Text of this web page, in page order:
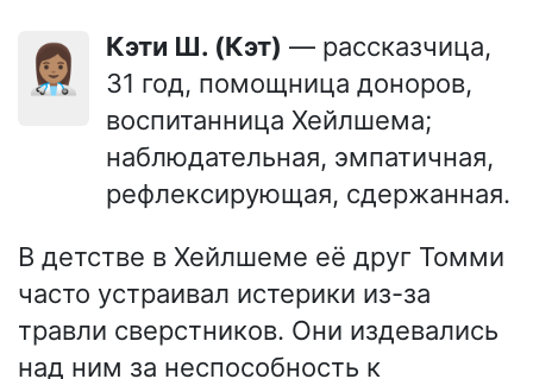
👩🏽‍⚕️ Кэти Ш. (Кэт) — рассказчица,
31 год, помощница доноров,
воспитанница Хейлшема;
наблюдательная, эмпатичная,
рефлексирующая, сдержанная.
В детстве в Хейлшеме её друг Томми
часто устраивал истерики из-за
травли сверстников. Они издевались
над ним за неспособность к